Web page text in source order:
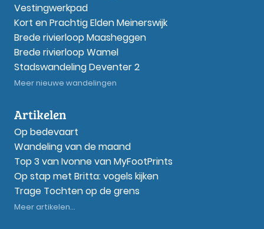
Vestingwerkpad
Kort en Prachtig Elden Meinerswijk
Brede rivierloop Maasheggen
Brede rivierloop Wamel
Stadswandeling Deventer 2
Meer nieuwe wandelingen
Artikelen
Op bedevaart
Wandeling van de maand
Top 3 van Ivonne van MyFootPrints
Op stap met Britta: vogels kijken
Trage Tochten op de grens
Meer artikelen...